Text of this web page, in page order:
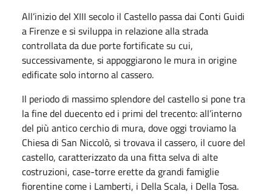
All’inizio del XIII secolo il Castello passa dai Conti Guidi
a Firenze e si sviluppa in relazione alla strada
controllata da due porte fortificate su cui,
successivamente, si appoggiarono le mura in origine
edificate solo intorno al cassero.
Il periodo di massimo splendore del castello si pone tra
la fine del duecento ed i primi del trecento: all’interno
del più antico cerchio di mura, dove oggi troviamo la
Chiesa di San Niccolò, si trovava il cassero, il cuore del
castello, caratterizzato da una fitta selva di alte
costruzioni, case-torre erette da grandi famiglie
fiorentine come i Lamberti, i Della Scala, i Della Tosa.